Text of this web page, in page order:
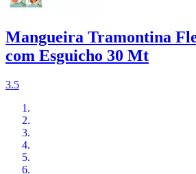
Mangueira Tramontina
com Esguicho 30 Mt
3.5